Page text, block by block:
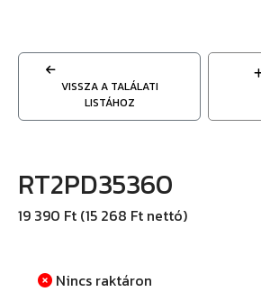
VISSZA A TALÁLATI
LISTÁHOZ
RT2PD35360
19 390 Ft (15 268 Ft nettó)
Nincs raktáron